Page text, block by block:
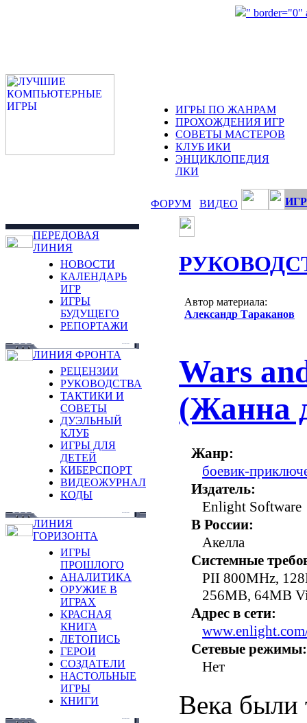
" border="0"
ИГРЫ ПО ЖАНРАМ
ПРОХОЖДЕНИЯ ИГР
СОВЕТЫ МАСТЕРОВ
КЛУБ ИКИ
ЭНЦИКЛОПЕДИЯ
ЛКИ
ФОРУМ ВИДЕО
ПЕРЕДОВАЯ
ЛИНИЯ
НОВОСТИ
КАЛЕНДАРЬ
ИГР
ИГРЫ
БУДУЩЕГО
РЕПОРТАЖИ
ЛИНИЯ ФРОНТА
РЕЦЕНЗИИ
РУКОВОДСТВА
ТАКТИКИ И
СОВЕТЫ
ДУЭЛЬНЫЙ
КЛУБ
ИГРЫ ДЛЯ
ДЕТЕЙ
КИБЕРСПОРТ
ВИДЕОЖУРНАЛ
КОДЫ
ЛИНИЯ
ГОРИЗОНТА
ИГРЫ
ПРОШЛОГО
АНАЛИТИКА
ОРУЖИЕ В
ИГРАХ
КРАСНАЯ
КНИГА
ЛЕТОПИСЬ
ГЕРОИ
СОЗДАТЕЛИ
НАСТОЛЬНЫЕ
ИГРЫ
КНИГИ
Автор материала:
Александр Тараканов
Wars
(Жанна
Жанр:
боевик-
Издатель:
Enlight Software
В России:
Акелла
Системные
PII 800MHz,
256МВ, 64MB
Адрес в сети:
Сетевые режимы:
Нет
Века были